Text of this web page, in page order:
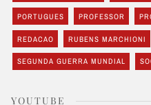
PORTUGUES PROFESSOR
REDACAO RUBENS MARCHIONI
SEGUNDA GUERRA MUNDIAL
YOUTUBE